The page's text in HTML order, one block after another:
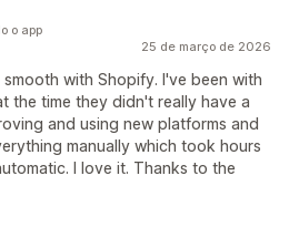
25 de março de 2026
with Shopify. I've been with
the time they didn't really have a
and using new platforms and
manually which took hours
I love it. Thanks to the
o app